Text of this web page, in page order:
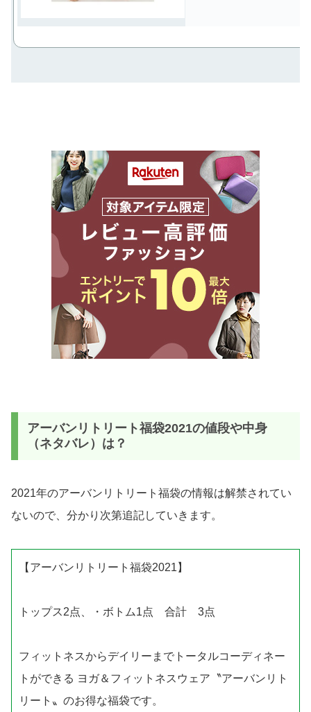
アーバンリトリート福袋2021の値段や中身
（ネタバレ）は？
2021年のアーバンリトリート福袋の情報は解禁されてい
ないので、分かり次第追記していきます。
【アーバンリトリート福袋2021】
トップス2点、・ボトム1点 合計 3点
フィットネスからデイリーまでトータルコーディネー
トができる ヨガ＆フィットネスウェア〝アーバンリト
リート〟のお得な福袋です。